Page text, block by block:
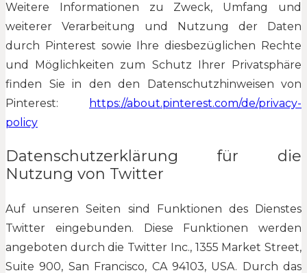
Weitere Informationen zu Zweck, Umfang und
weiterer Verarbeitung und Nutzung der Daten
durch Pinterest sowie Ihre diesbezüglichen Rechte
und Möglichkeiten zum Schutz Ihrer Privatsphäre
finden Sie in den den Datenschutzhinweisen von
Pinterest:
https://about.pinterest.com/de/privacy-
policy
Datenschutzerklärung für die
Nutzung von Twitter
Auf unseren Seiten sind Funktionen des Dienstes
Twitter eingebunden. Diese Funktionen werden
angeboten durch die Twitter Inc., 1355 Market Street,
Suite 900, San Francisco, CA 94103, USA. Durch das